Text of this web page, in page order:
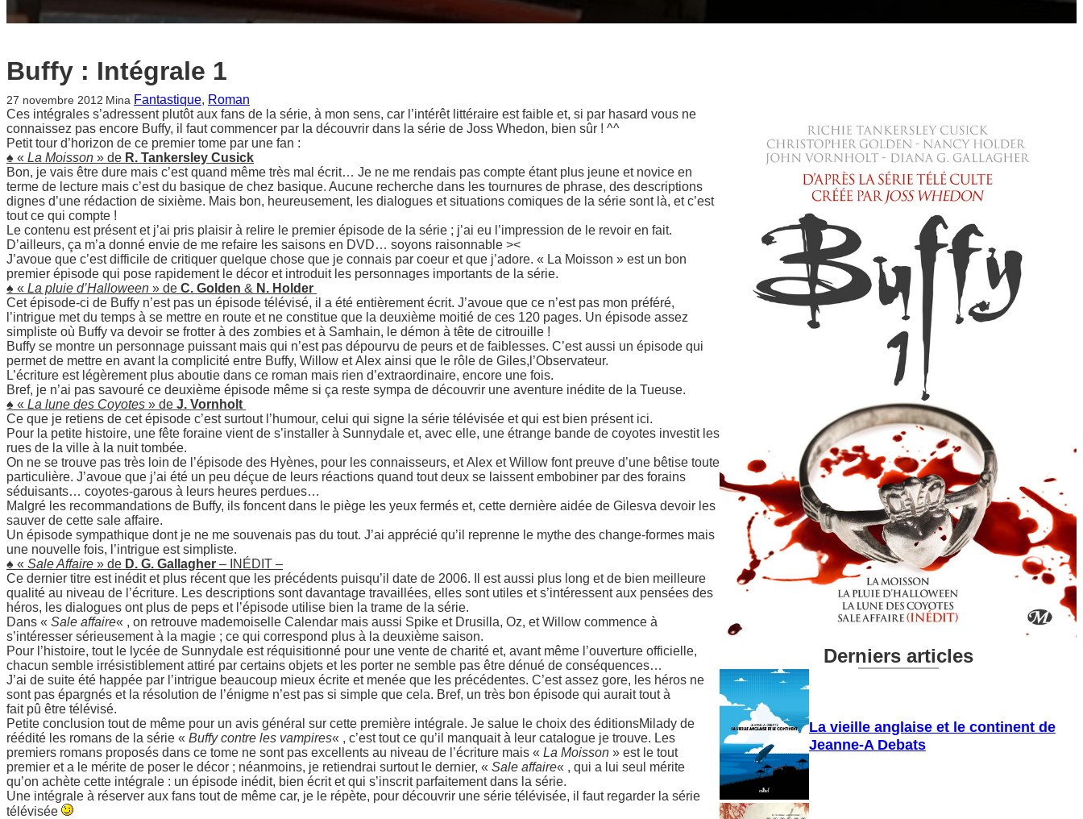
Buffy : Intégrale 1
27 novembre 2012 Mina Fantastique, Roman
Ces intégrales s’adressent plutôt aux fans de la série, à mon sens, car l’intérêt littéraire est faible et, si par hasard vous ne
connaissez pas encore Buffy, il faut commencer par la découvrir dans la série de Joss Whedon, bien sûr ! ^^
Petit tour d’horizon de ce premier tome par une fan :
♠ « La Moisson » de R. Tankersley Cusick
Bon, je vais être dure mais c’est quand même très mal écrit… Je ne me rendais pas compte étant plus jeune et novice en
terme de lecture mais c’est du basique de chez basique. Aucune recherche dans les tournures de phrase, des descriptions
dignes d’une rédaction de sixième. Mais bon, heureusement, les dialogues et situations comiques de la série sont là, et c’est
tout ce qui compte !
Le contenu est présent et j’ai pris plaisir à relire le premier épisode de la série ; j’ai eu l’impression de le revoir en fait.
D’ailleurs, ça m’a donné envie de me refaire les saisons en DVD… soyons raisonnable ><
J’avoue que c’est difficile de critiquer quelque chose que je connais par coeur et que j’adore. « La Moisson » est un bon
premier épisode qui pose rapidement le décor et introduit les personnages importants de la série.
♠ « La pluie d’Halloween » de C. Golden & N. Holder
Cet épisode-ci de Buffy n’est pas un épisode télévisé, il a été entièrement écrit. J’avoue que ce n’est pas mon préféré,
l’intrigue met du temps à se mettre en route et ne constitue que la deuxième moitié de ces 120 pages. Un épisode assez
simpliste où Buffy va devoir se frotter à des zombies et à Samhain, le démon à tête de citrouille !
Buffy se montre un personnage puissant mais qui n’est pas dépourvu de peurs et de faiblesses. C’est aussi un épisode qui
permet de mettre en avant la complicité entre Buffy, Willow et Alex ainsi que le rôle de Giles,l’Observateur.
L’écriture est légèrement plus aboutie dans ce roman mais rien d’extraordinaire, encore une fois.
Bref, je n’ai pas savouré ce deuxième épisode même si ça reste sympa de découvrir une aventure inédite de la Tueuse.
♠ « La lune des Coyotes » de J. Vornholt
Ce que je retiens de cet épisode c’est surtout l’humour, celui qui signe la série télévisée et qui est bien présent ici.
Pour la petite histoire, une fête foraine vient de s’installer à Sunnydale et, avec elle, une étrange bande de coyotes investit les
rues de la ville à la nuit tombée.
On ne se trouve pas très loin de l’épisode des Hyènes, pour les connaisseurs, et Alex et Willow font preuve d’une bêtise toute
particulière. J’avoue que j’ai été un peu déçue de leurs réactions quand tout deux se laissent embobiner par des forains
séduisants… coyotes-garous à leurs heures perdues…
Malgré les recommandations de Buffy, ils foncent dans le piège les yeux fermés et, cette dernière aidée de Gilesva devoir les
sauver de cette sale affaire.
Un épisode sympathique dont je ne me souvenais pas du tout. J’ai apprécié qu’il reprenne le mythe des change-formes mais
une nouvelle fois, l’intrigue est simpliste.
♠ « Sale Affaire » de D. G. Gallagher – INÉDIT –
Ce dernier titre est inédit et plus récent que les précédents puisqu’il date de 2006. Il est aussi plus long et de bien meilleure
qualité au niveau de l’écriture. Les descriptions sont davantage travaillées, elles sont utiles et s’intéressent aux pensées des
héros, les dialogues ont plus de peps et l’épisode utilise bien la trame de la série.
Dans « Sale affaire« , on retrouve mademoiselle Calendar mais aussi Spike et Drusilla, Oz, et Willow commence à
s’intéresser sérieusement à la magie ; ce qui correspond plus à la deuxième saison.
Pour l’histoire, tout le lycée de Sunnydale est réquisitionné pour une vente de charité et, avant même l’ouverture officielle,
chacun semble irrésistiblement attiré par certains objets et les porter ne semble pas être dénué de conséquences…
J’ai de suite été happée par l’intrigue beaucoup mieux écrite et menée que les précédentes. C’est assez gore, les héros ne
sont pas épargnés et la résolution de l’énigme n’est pas si simple que cela. Bref, un très bon épisode qui aurait tout à
fait pû être télévisé.
Petite conclusion tout de même pour un avis général sur cette première intégrale. Je salue le choix des éditionsMilady de
réédité les romans de la série « Buffy contre les vampires« , c’est tout ce qu’il manquait à leur catalogue je trouve. Les
premiers romans proposés dans ce tome ne sont pas excellents au niveau de l’écriture mais « La Moisson » est le tout
premier et a le mérite de poser le décor ; néanmoins, je retiendrai surtout le dernier, « Sale affaire« , qui a lui seul mérite
qu’on achète cette intégrale : un épisode inédit, bien écrit et qui s’inscrit parfaitement dans la série.
Une intégrale à réserver aux fans tout de même car, je le répète, pour découvrir une série télévisée, il faut regarder la série
télévisée
Derniers articles
La vieille anglaise et le continent de
Jeanne-A Debats